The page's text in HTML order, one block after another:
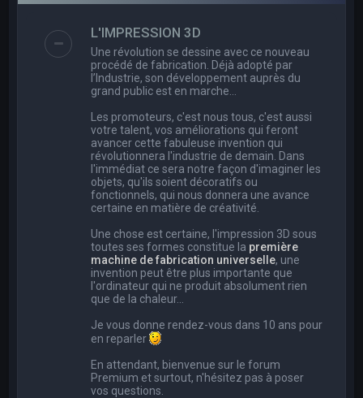
L'IMPRESSION 3D
Une révolution se dessine avec ce nouveau
procédé de fabrication. Déjà adopté par
l’Industrie, son développement auprès du
grand public est en marche…
Les promoteurs, c'est nous tous, c'est aussi
votre talent, vos améliorations qui feront
avancer cette fabuleuse invention qui
révolutionnera l'industrie de demain. Dans
l'immédiat ce sera notre façon d'imaginer les
objets, qu'ils soient décoratifs ou
fonctionnels, qui nous donnera une avance
certaine en matière de créativité.
Une chose est certaine, l'impression 3D sous
toutes ses formes constitue la première
machine de fabrication universelle, une
invention peut être plus importante que
l'ordinateur qui ne produit absolument rien
que de la chaleur...
Je vous donne rendez-vous dans 10 ans pour
en reparler
En attendant, bienvenue sur le forum
Premium et surtout, n'hésitez pas à poser
vos questions.